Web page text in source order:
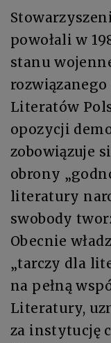
powołali w
stanu
rozwiązanego
Literatów
opozycji
zobowiązuje
obrony
literatury
swobody
Obecnie
„tarczy dla
na pełną
Literatury,
za instytucję